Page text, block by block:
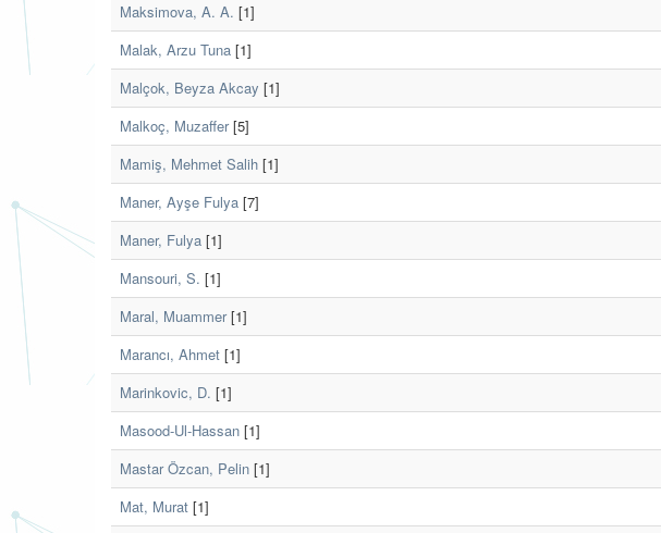
Maksimova, A. A. [1]
Malak, Arzu Tuna [1]
Malçok, Beyza Akcay [1]
Malkoç, Muzaffer[5]
Mamiş, Mehmet Salih [1]
Maner, Ayşe Fulya [7]
Maner, Fulya [1]
Mansouri, S. [1]
Maral, Muammer[1]
Marancı, Ahmet [1]
Marinkovic, D. [1]
Masood-Ul-Hassan [1]
Mastar Özcan, Pelin [1]
Mat, Murat [1]